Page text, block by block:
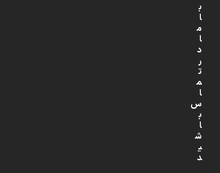
ب
ا
م
ا
د
ر
ت
م
ا
س
ب
ا
ش
ی
د